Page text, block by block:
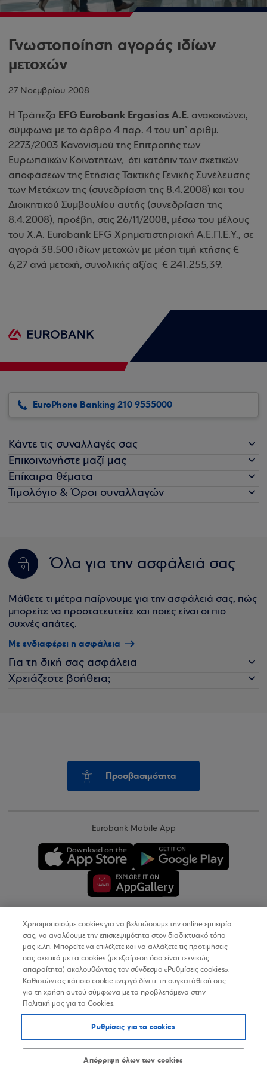
Γνωστοποίηση αγοράς ιδίων
μετοχών
27 Νοεμβρίου 2008
Η Τράπεζα EFG Eurobank Ergasias A.E. ανακοινώνει,
σύμφωνα με το άρθρο 4 παρ. 4 του υπ’ αριθμ.
2273/2003 Κανονισμού της Επιτροπής των
Ευρωπαϊκών Κοινοτήτων, ότι κατόπιν των σχετικών
αποφάσεων της Ετήσιας Τακτικής Γενικής Συνέλευσης
των Μετόχων της (συνεδρίαση της 8.4.2008) και του
Διοικητικού Συμβουλίου αυτής (συνεδρίαση της
8.4.2008), προέβη, στις 26/11/2008, μέσω του μέλους
του Χ.Α. Eurobank EFG Χρηματιστηριακή Α.Ε.Π.Ε.Υ., σε
αγορά 38.500 ιδίων μετοχών με μέση τιμή κτήσης €
6,27 ανά μετοχή, συνολικής αξίας € 241.255,39.
EuroPhone Banking 210 9555000
Κάντε τις συναλλαγές σας
Επικοινωνήστε μαζί μας
Επίκαιρα θέματα
Τιμολόγιο & Όροι συναλλαγών
Όλα για την ασφάλειά σας
Μάθετε τι μέτρα παίρνουμε για την ασφάλειά σας, πώς
μπορείτε να προστατευτείτε και ποιες είναι οι πιο
συχνές απάτες.
Με ενδιαφέρει η ασφάλεια
Για τη δική σας ασφάλεια
Χρειάζεστε βοήθεια;
Προσβασιμότητα
Eurobank Mobile App
Copyright © 2026
Όροι Χρήσης
Προσωπικά Δεδομένα στον Διαδικτυακό Τόπο
Δήλωση Προσβασιμότητας
Sitemap
Χρησιμοποιούμε cookies για να βελτιώσουμε την online εμπειρία
σας, να αναλύουμε την επισκεψιμότητα στον διαδικτυακό τόπο
μας κ.λπ. Μπορείτε να επιλέξετε και να αλλάξετε τις προτιμήσεις
σας σχετικά με τα cookies (με εξαίρεση όσα είναι τεχνικώς
απαραίτητα) ακολουθώντας τον σύνδεσμο «Ρυθμίσεις cookies».
Καθιστώντας κάποιο cookie ενεργό δίνετε τη συγκατάθεσή σας
για τη χρήση αυτού σύμφωνα με τα προβλεπόμενα στην
Πολιτική μας για τα Cookies.
Ρυθμίσεις για τα cookies
Απόρριψη όλων των cookies